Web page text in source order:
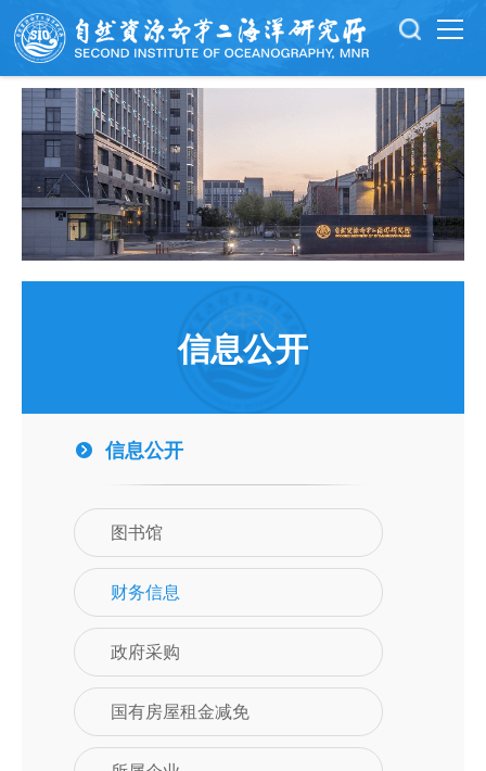
信息公开
信息公开
图书馆
财务信息
政府采购
国有房屋租金减免